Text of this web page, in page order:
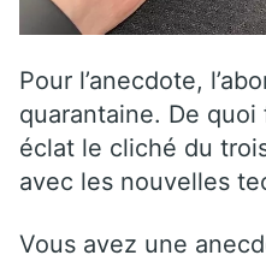
Pour l’anecdote,
quarantaine. De
éclat le cliché du
avec les nouvelles
Vous avez une